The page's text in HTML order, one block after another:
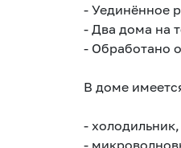
- Уединённое
- Два дома на
- Обработано
В доме
- холодильник,
-